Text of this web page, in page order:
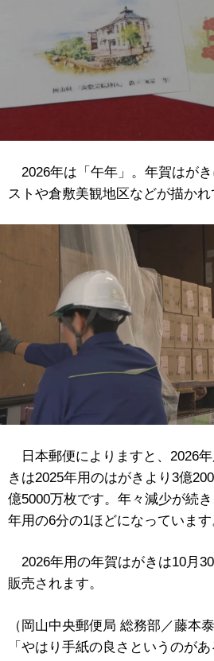
2026年は「午年」。年賀はが
ストや倉敷美観地区などが描かれ
日本郵便によりますと、2026
きは2025年用のはがきより3億
億5000万枚です。年々減少が続
年用の6分の1ほどになっています
2026年用の年賀はがきは10月
販売されます。
（岡山中央郵便局 総務部／藤本
「やはり手紙の良さというのが